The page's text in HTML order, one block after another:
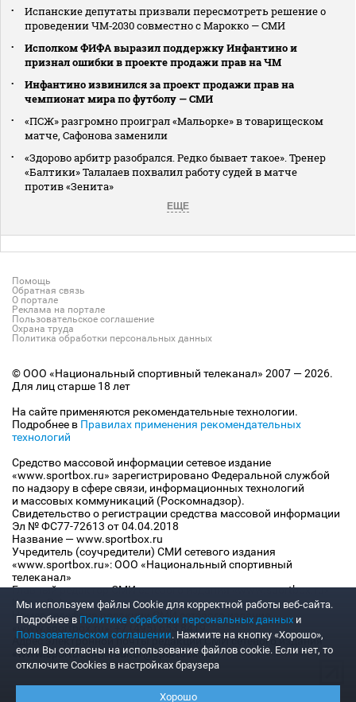
Испанские депутаты призвали пересмотреть решение о
проведении ЧМ‑2030 совместно с Марокко — СМИ
Исполком ФИФА выразил поддержку Инфантино и
признал ошибки в проекте продажи прав на ЧМ
Инфантино извинился за проект продажи прав на
чемпионат мира по футболу — СМИ
«ПСЖ» разгромно проиграл «Мальорке» в товарищеском
матче, Сафонова заменили
«Здорово арбитр разобрался. Редко бывает такое». Тренер
«Балтики» Талалаев похвалил работу судей в матче
против «Зенита»
ЕЩЕ
Помощь
Обратная связь
О портале
Реклама на портале
Пользовательское соглашение
Охрана труда
Политика обработки персональных данных
© ООО «Национальный спортивный телеканал» 2007 — 2026.
Для лиц старше 18 лет
На сайте применяются рекомендательные технологии.
Подробнее в Правилах применения рекомендательных
технологий
Средство массовой информации сетевое издание
«www.sportbox.ru» зарегистрировано Федеральной службой
по надзору в сфере связи, информационных технологий
и массовых коммуникаций (Роскомнадзор).
Свидетельство о регистрации средства массовой информации
Эл № ФС77-72613 от 04.04.2018
Название — www.sportbox.ru
Учредитель (соучредители) СМИ сетевого издания
«www.sportbox.ru»: ООО «Национальный спортивный
телеканал»
Главный редактор СМИ сетевого издания «www.sportbox.ru»:
Конов В.А.
Номер телефона редакции СМИ сетевого издания
«www.sportbox.ru»: +7 (495) 653 8419
Адрес электронной почты редакции СМИ сетевого издания
«www.sportbox.ru»: editor@sportbox.ru
Мы используем файлы Сookie для корректной работы веб-сайта.
Подробнее в Политике обработки персональных данных и
Пользовательском соглашении. Нажмите на кнопку «Хорошо»,
если Вы согласны на использование файлов cookie. Если нет, то
отключите Cookies в настройках браузера
Хорошо